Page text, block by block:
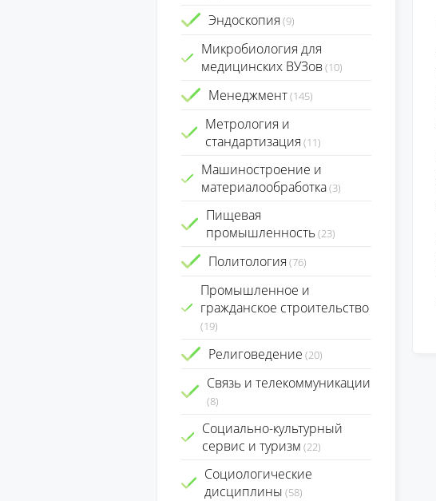
Эндоскопия (9)
Микробиология для
медицинских ВУЗов(10)
Менеджмент(145)
Метрология и
стандартизация (11)
Машиностроение и
материалообработка(3)
Пищевая
промышленность(23)
Политология (76)
Промышленное и
гражданское строительство
(19)
Религоведение (20)
Связь и телекоммуникации
(8)
Социально-культурный
сервис и туризм (22)
Социологические
дисциплины (58)